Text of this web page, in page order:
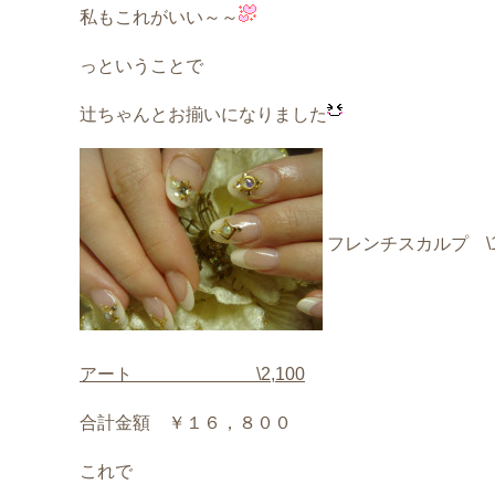
私もこれがいい～～
っということで
辻ちゃんとお揃いになりました
フレンチスカルプ
アート \2,100
合計金額 ￥１６，８００
これで